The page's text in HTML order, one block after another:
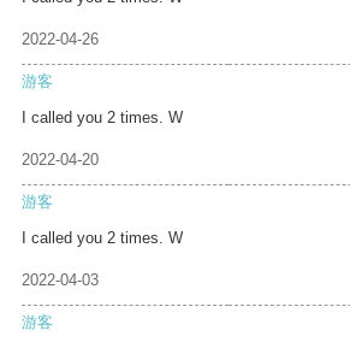
2022-04-26
游客
I called you 2 times. W
2022-04-20
游客
I called you 2 times. W
2022-04-03
游客